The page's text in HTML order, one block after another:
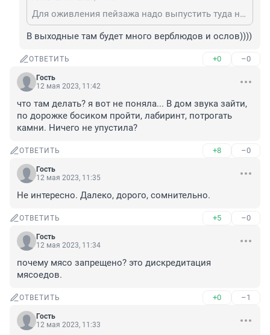
Для оживления пейзажа надо выпустить туда несколько верблюдов и ослов.
В выходные там будет много верблюдов и ослов))))
ОТВЕТИТЬ +0 –0
Гость
12 мая 2023, 11:42
что там делать? я вот не поняла... В дом звука зайти,
по дорожке босиком пройти, лабиринт, потрогать
камни. Ничего не упустила?
ОТВЕТИТЬ +8 –0
Гость
12 мая 2023, 11:35
Не интересно. Далеко, дорого, сомнительно.
ОТВЕТИТЬ +5 –0
Гость
12 мая 2023, 11:34
почему мясо запрещено? это дискредитация
мясоедов.
ОТВЕТИТЬ +0 –1
Гость
12 мая 2023, 11:33